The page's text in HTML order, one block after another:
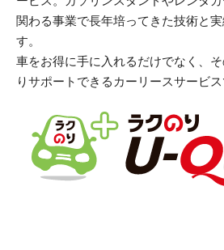
関わる事業で長年培ってきた技術と
す。
車をお得に手に入れるだけでなく、
りサポートできるカーリースサービス